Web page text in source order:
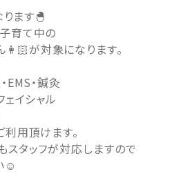
ます🐣
育て中の
が対象になります。
EMS・鍼灸
ェイシャル
用頂けます。
タッフが対応しますので
☺️